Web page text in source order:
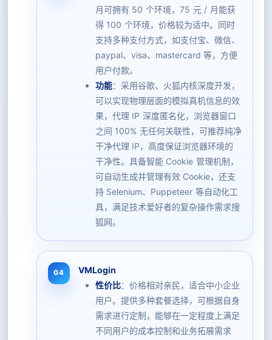
月可拥有 50 个环境，75 元 / 月能获
得 100 个环境，价格较为适中。同时
支持多种支付方式，如支付宝、微信、
paypal、visa、mastercard 等，方便
用户付款。
功能：采用谷歌、火狐内核深度开发，
可以实现物理层面的模拟真机信息的效
果，代理 IP 深度匿名化，浏览器窗口
之间 100% 无任何关联性，可推荐纯净
干净代理 IP，高度保证浏览器环境的
干净性。具备智能 Cookie 管理机制，
可自动生成并管理有效 Cookie，还支
持 Selenium、Puppeteer 等自动化工
具，满足技术爱好者的复杂操作需求搜
狐网。
VMLogin
性价比：价格相对亲民，适合中小企业
用户。提供多种套餐选择，可根据自身
需求进行定制，能够在一定程度上满足
不同用户的成本控制和业务拓展需求